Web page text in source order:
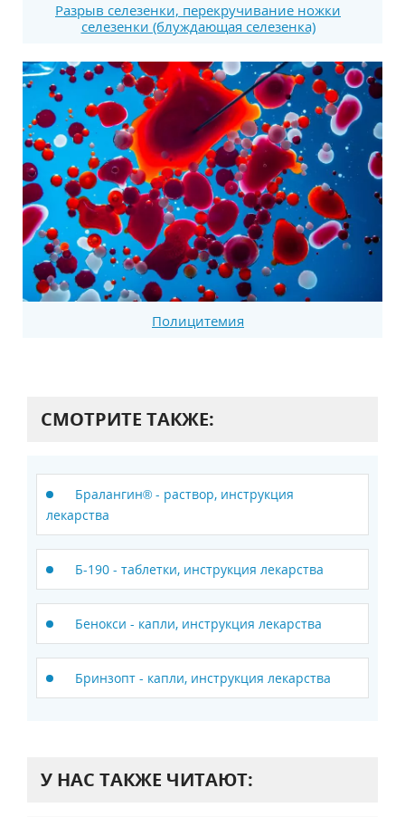
Разрыв селезенки, перекручивание ножки
селезенки (блуждающая селезенка)
Полицитемия
СМОТРИТЕ ТАКЖЕ:
Бралангин® - раствор, инструкция
лекарства
Б-190 - таблетки, инструкция лекарства
Бенокси - капли, инструкция лекарства
Бринзопт - капли, инструкция лекарства
У НАС ТАКЖЕ ЧИТАЮТ: